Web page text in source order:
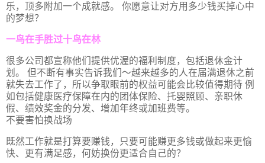
乐，顶多附加一个成就感。 你愿意让对方用多少钱买掉心中
的梦想？
一鸟在手胜过十鸟在林
很多公司都宣称他们提供优渥的福利制度，包括退休金计
划。 但不断有事实告诉我们～越来越多的人在届满退休之前
就失去工作了，所以争取眼前的权益可能会比较值得期待 例
如包括健康医疗保障在内的团体保险、托婴照顾、亲职休
假、绩效奖金的分发、增加年终或加班费等。
不要害怕换战场
既然工作就是打算要赚钱，只要可能赚更多钱或做起来更愉
快、更有满足感，何妨换份更适合自己的？